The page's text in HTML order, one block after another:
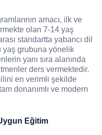
amacı, ilk ve
olan 7-14 yaş
standartta yabancı dil
yaş grubuna yönelik
yanı sıra alanında
ders vermektedir.
en verimli şekilde
donanımlı ve modern
Eğitim